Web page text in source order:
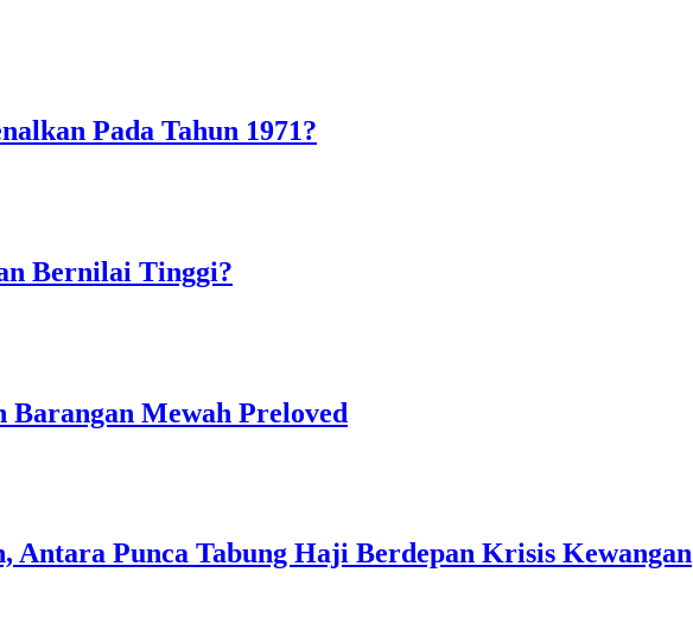
Pada Tahun 1971?
Bernilai Tinggi?
Barangan Mewah Preloved
Antara Punca Tabung Haji Berdepan Krisis Kewangan